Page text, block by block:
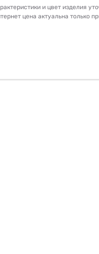
и цвет изделия
цена актуальна только